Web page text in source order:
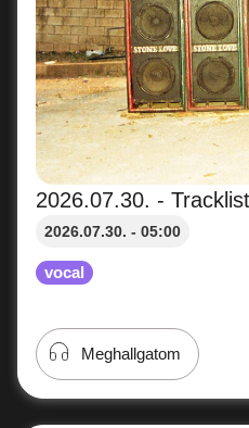
2026.07.30. -
2026.07.30. - 05:00
vocal
Meghallgatom